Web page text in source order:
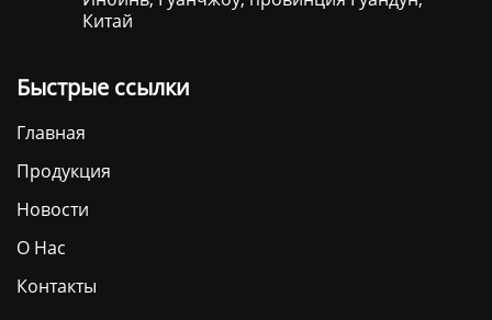
Китай
Быстрые ссылки
Главная
Продукция
Новости
О Нас
Контакты